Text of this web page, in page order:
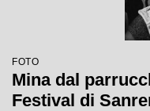
FOTO
Mina dal
Festival di